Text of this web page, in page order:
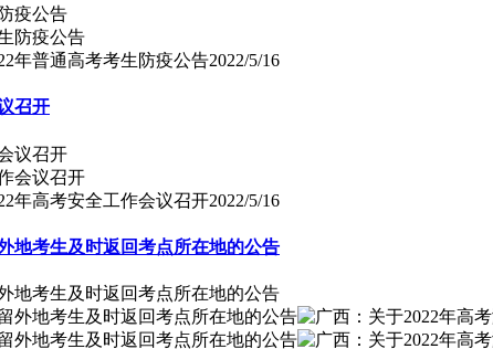
疫公告
年普通高考考生防疫公告2022/5/16
召开
议召开
年高考安全工作会议召开2022/5/16
地考生及时返回考点所在地的公告
地考生及时返回考点所在地的公告